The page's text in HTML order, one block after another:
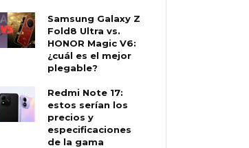
Samsung Galaxy Z
Fold8 Ultra vs.
HONOR Magic V6:
¿cuál es el mejor
plegable?
Redmi Note 17:
estos serían los
precios y
especificaciones
de la gama